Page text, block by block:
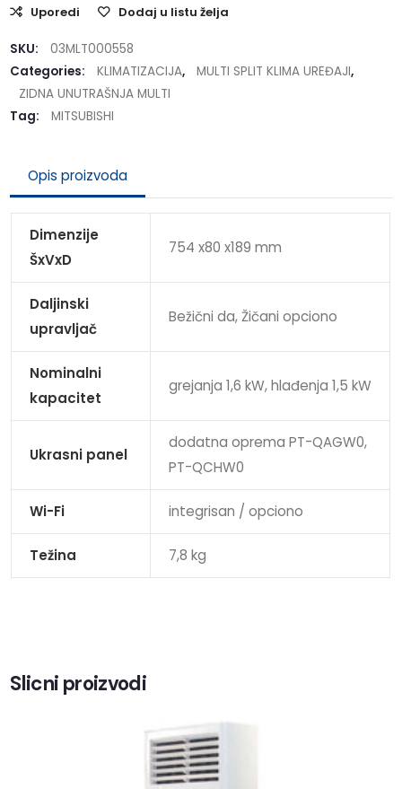
Uporedi Dodaj u listu želja
SKU:
03MLT000558
Categories:
KLIMATIZACIJA, MULTI SPLIT KLIMA UREĐAJI,
ZIDNA UNUTRAŠNJA MULTI
Tag:
MITSUBISHI
Opis proizvoda
Dimenzije
ŠxVxD
754 x80 x189 mm
Daljinski
upravljač
Bežični da, Žičani opciono
Nominalni
kapacitet
grejanja 1,6 kW, hlađenja 1,5 kW
Ukrasni panel
dodatna oprema PT-QAGW0,
PT-QCHW0
Wi-Fi integrisan / opciono
Težina 7,8 kg
Slicni proizvodi